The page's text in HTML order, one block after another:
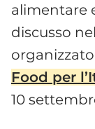
alimentare
discusso
Food per
10